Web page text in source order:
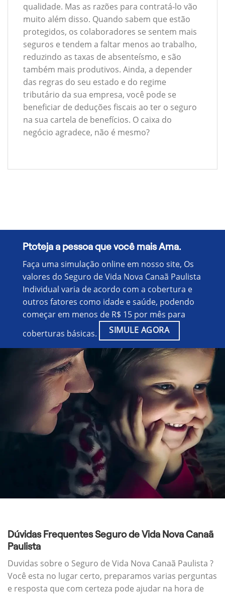
qualidade. Mas as razões para contratá-lo vão
muito além disso. Quando sabem que estão
protegidos, os colaboradores se sentem mais
seguros e tendem a faltar menos ao trabalho,
reduzindo as taxas de absenteísmo, e são
também mais produtivos. Ainda, a depender
das regras do seu estado e do regime
tributário da sua empresa, você pode se
beneficiar de deduções fiscais ao ter o seguro
na sua cartela de benefícios. O caixa do
negócio agradece, não é mesmo?
Ptoteja a pessoa que você mais Ama.
Faça uma simulação online em nosso site, Os
valores do Seguro de Vida Nova Canaã Paulista
Individual varia de acordo com a cobertura e
outros fatores como idade e saúde, podendo
começar em menos de R$ 15 por mês para
coberturas básicas.
SIMULE AGORA
Dúvidas Frequentes Seguro de Vida Nova Canaã
Paulista
Duvidas sobre o Seguro de Vida Nova Canaã Paulista ?
Você esta no lugar certo, preparamos varias perguntas
e resposta que com certeza pode ajudar na hora de